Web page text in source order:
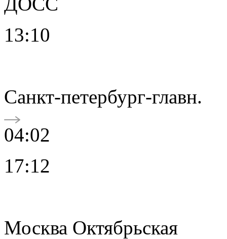
13:10
Санкт-петербург-главн.
04:02
17:12
Москва Октябрьская